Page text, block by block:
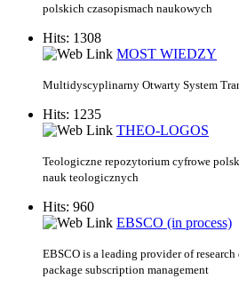
polskich czasopismach naukowych
Hits: 1308
MOST WIEDZY
Multidyscyplinarny Otwarty System
Hits: 1235
THEO-LOGOS
Teologiczne repozytorium cyfrowe
nauk teologicznych
Hits: 960
EBSCO (in process)
EBSCO is a leading provider of research
package subscription management